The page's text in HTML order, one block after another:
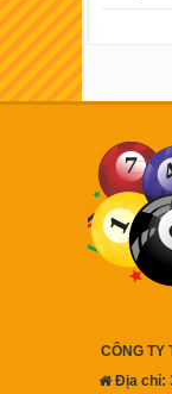
CÔNG TY
Địa chỉ: